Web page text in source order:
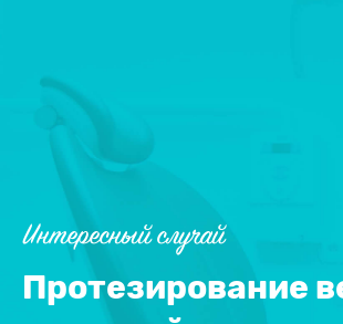
Интересный случай
Протезирование